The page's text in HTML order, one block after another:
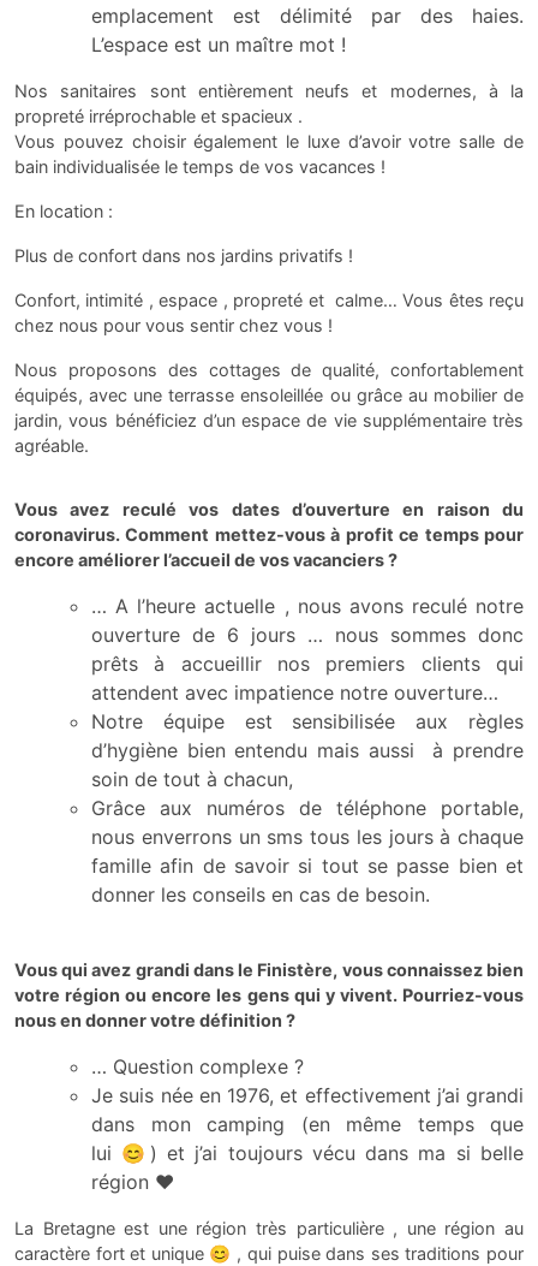
emplacement est délimité par des haies.
L’espace est un maître mot !
Nos sanitaires sont entièrement neufs et modernes, à la
propreté irréprochable et spacieux .
Vous pouvez choisir également le luxe d’avoir votre salle de
bain individualisée le temps de vos vacances !
En location :
Plus de confort dans nos jardins privatifs !
Confort, intimité , espace , propreté et calme… Vous êtes reçu
chez nous pour vous sentir chez vous !
Nous proposons des cottages de qualité, confortablement
équipés, avec une terrasse ensoleillée ou grâce au mobilier de
jardin, vous bénéficiez d’un espace de vie supplémentaire très
agréable.
Vous avez reculé vos dates d’ouverture en raison du
coronavirus. Comment mettez-vous à profit ce temps pour
encore améliorer l’accueil de vos vacanciers ?
… A l’heure actuelle , nous avons reculé notre
ouverture de 6 jours … nous sommes donc
prêts à accueillir nos premiers clients qui
attendent avec impatience notre ouverture…
Notre équipe est sensibilisée aux règles
d’hygiène bien entendu mais aussi à prendre
soin de tout à chacun,
Grâce aux numéros de téléphone portable,
nous enverrons un sms tous les jours à chaque
famille afin de savoir si tout se passe bien et
donner les conseils en cas de besoin.
Vous qui avez grandi dans le Finistère, vous connaissez bien
votre région ou encore les gens qui y vivent. Pourriez-vous
nous en donner votre définition ?
… Question complexe ?
Je suis née en 1976, et effectivement j’ai grandi
dans mon camping (en même temps que
lui 😊) et j’ai toujours vécu dans ma si belle
région ♥
La Bretagne est une région très particulière , une région au
caractère fort et unique 😊 , qui puise dans ses traditions pour